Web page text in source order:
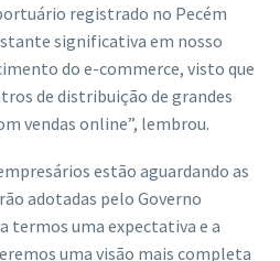
registrado no Pecém
significativa em nosso
do e-commerce, visto que
de distribuição de grandes
vendas online”, lembrou.
estão aguardando as
adotadas pelo Governo
termos uma expectativa e a
uma visão mais completa